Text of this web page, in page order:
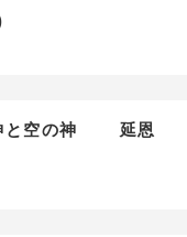
と空の神 延恩